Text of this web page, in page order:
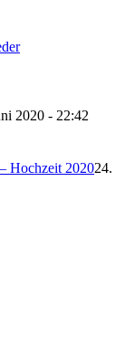
2020 - 22:42
Hochzeit 202024.